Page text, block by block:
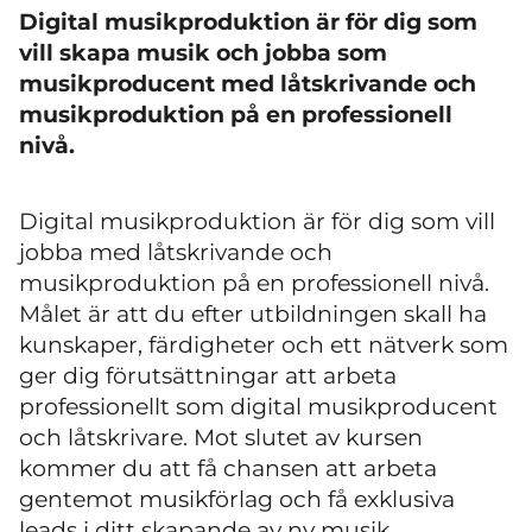
Digital musikproduktion är för dig som
vill skapa musik och jobba som
musikproducent med låtskrivande och
musikproduktion på en professionell
nivå.
Digital musikproduktion är för dig som vill
jobba med låtskrivande och
musikproduktion på en professionell nivå.
Målet är att du efter utbildningen skall ha
kunskaper, färdigheter och ett nätverk som
ger dig förutsättningar att arbeta
professionellt som digital musikproducent
och låtskrivare. Mot slutet av kursen
kommer du att få chansen att arbeta
gentemot musikförlag och få exklusiva